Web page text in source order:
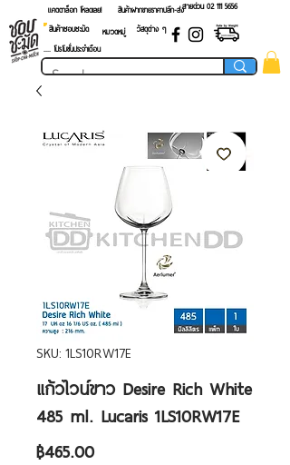
แคตตาล็อก โหลดเลย! สายด่วน 02 ​111 5656
สินค้าฝากขายราคาปลีก-ส่ง
สินค้าชอบชะมัด
หมวดหมู่
วัสดุต่าง ๆ
.... โปรโมชั่นประจำเดือน
SKU: 1LS10RW17E
แก้วไวน์ขาว Desire Rich White
485 ml. Lucaris 1LS10RW17E
฿465.00ราคา